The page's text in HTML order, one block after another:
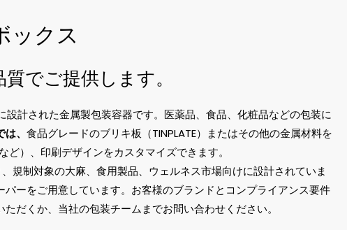
ックス
でご提供します。
計された金属製包装容器です。医薬品、食品、化粧品などの包装に
、 食品グレードのブリキ板（TINPLATE）またはその他の金属材料を
）、印刷デザインをカスタマイズできます。
規制対象の大麻、食用製品、ウェルネス市場向けに設計されていま
ーをご用意しています。お客様のブランドとコンプライアンス要件
だくか、当社の包装チームまでお問い合わせください。